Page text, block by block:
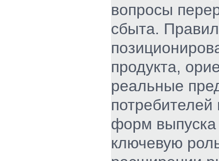
вопросы
сбыта.
продукта,
реальные
форм выпуска
ключевую